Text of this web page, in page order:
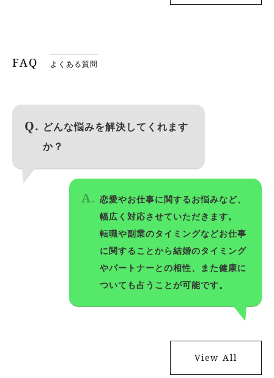
FAQ よくある質問
どんな悩みを解決してくれます
か？
恋愛やお仕事に関するお悩みなど、
幅広く対応させていただきます。
転職や副業のタイミングなどお仕事
に関することから結婚のタイミング
やパートナーとの相性、また健康に
ついても占うことが可能です。
View All